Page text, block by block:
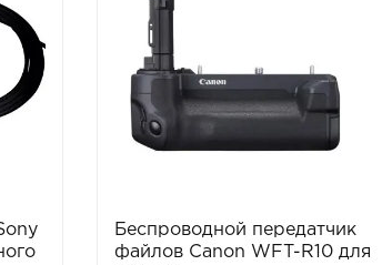
Беспроводной передатчик
файлов Canon WFT-R10 для